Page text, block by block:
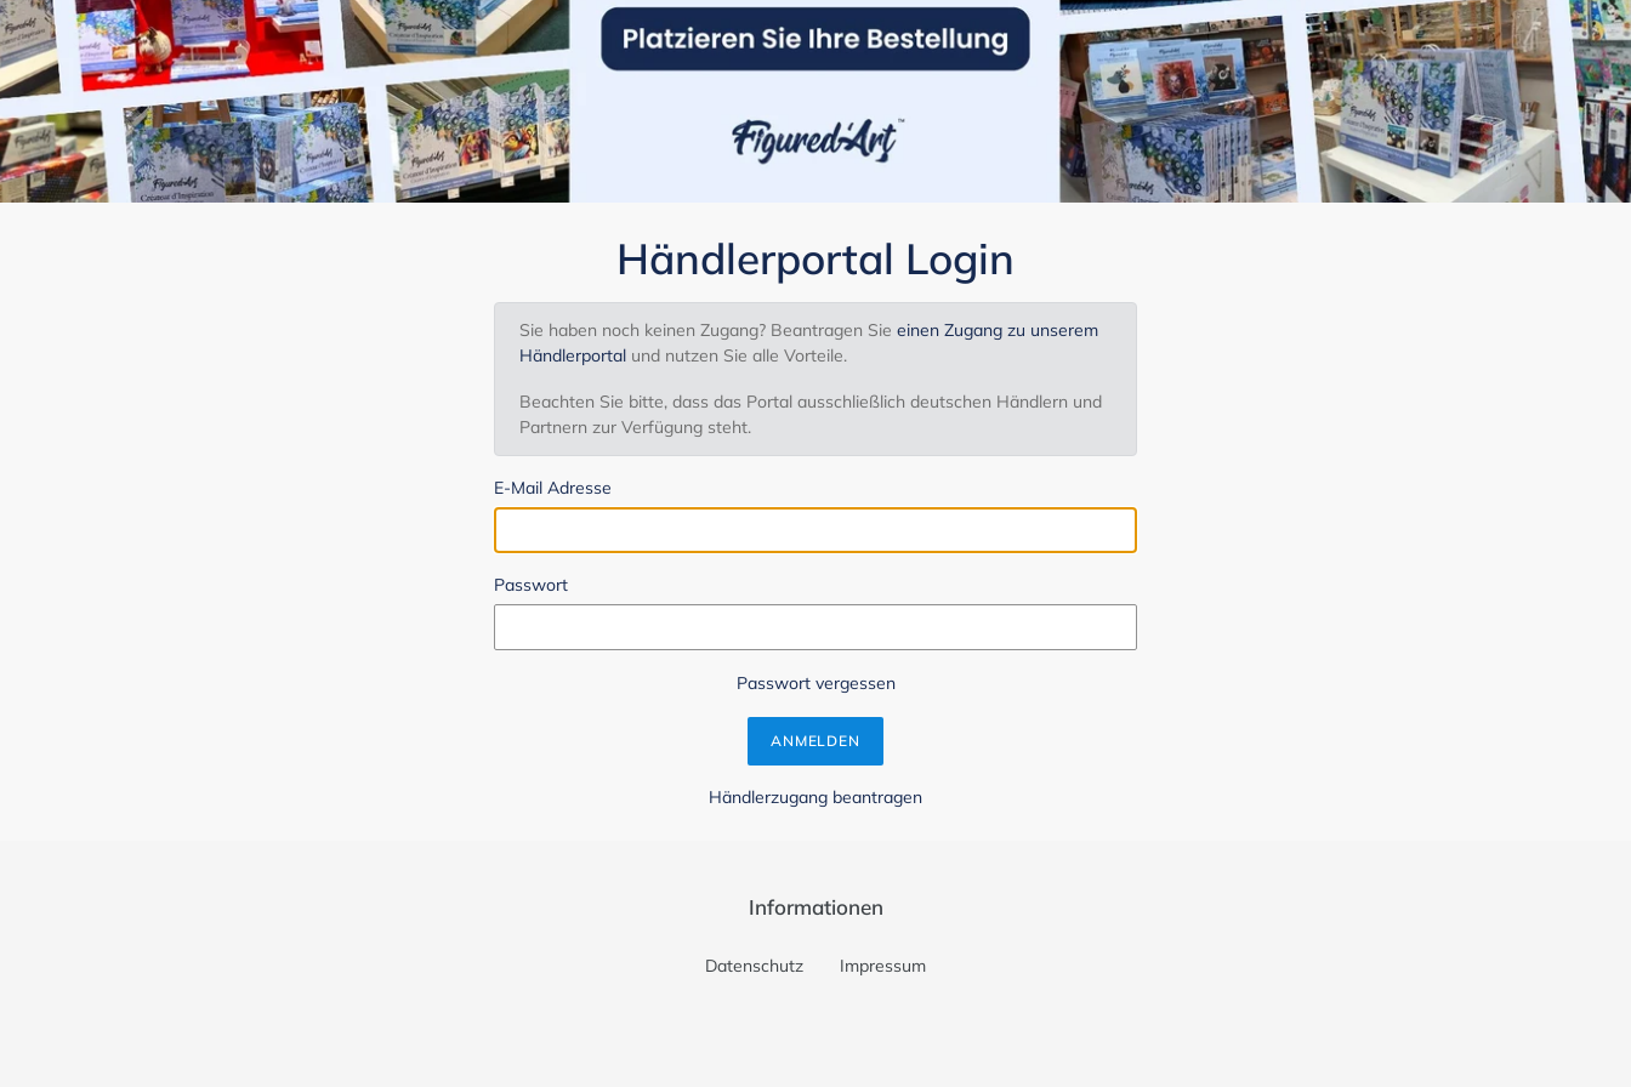
Händlerportal Login
Sie haben noch keinen Zugang? Beantragen Sie einen Zugang zu unserem
Händlerportal und nutzen Sie alle Vorteile.
Beachten Sie bitte, dass das Portal ausschließlich deutschen Händlern und
Partnern zur Verfügung steht.
E-Mail Adresse
Passwort
Passwort vergessen
Händlerzugang beantragen
Informationen
Datenschutz Impressum